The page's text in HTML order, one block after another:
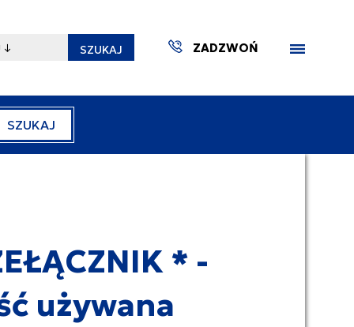
SZUKAJ ZADZWOŃ
SZUKAJ
* -
używana